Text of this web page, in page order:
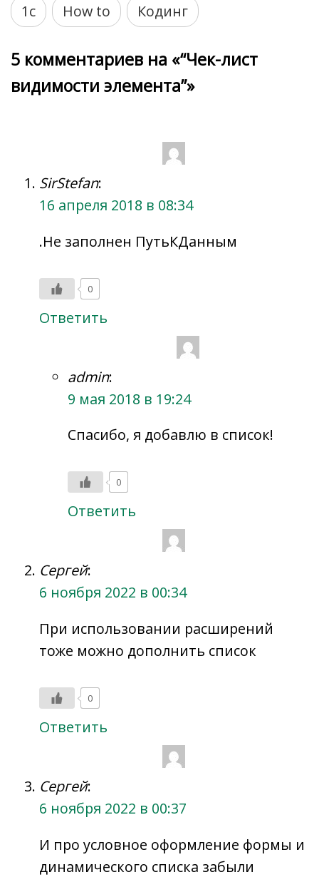
1с How to Кодинг
5 комментариев на «“Чек-лист
видимости элемента”»
SirStefan:
16 апреля 2018 в 08:34
.Не заполнен ПутьКДанным
0
Ответить
admin:
9 мая 2018 в 19:24
Спасибо, я добавлю в список!
0
Ответить
Сергей:
6 ноября 2022 в 00:34
При использовании расширений
тоже можно дополнить список
0
Ответить
Сергей:
6 ноября 2022 в 00:37
И про условное оформление формы и
динамического списка забыли